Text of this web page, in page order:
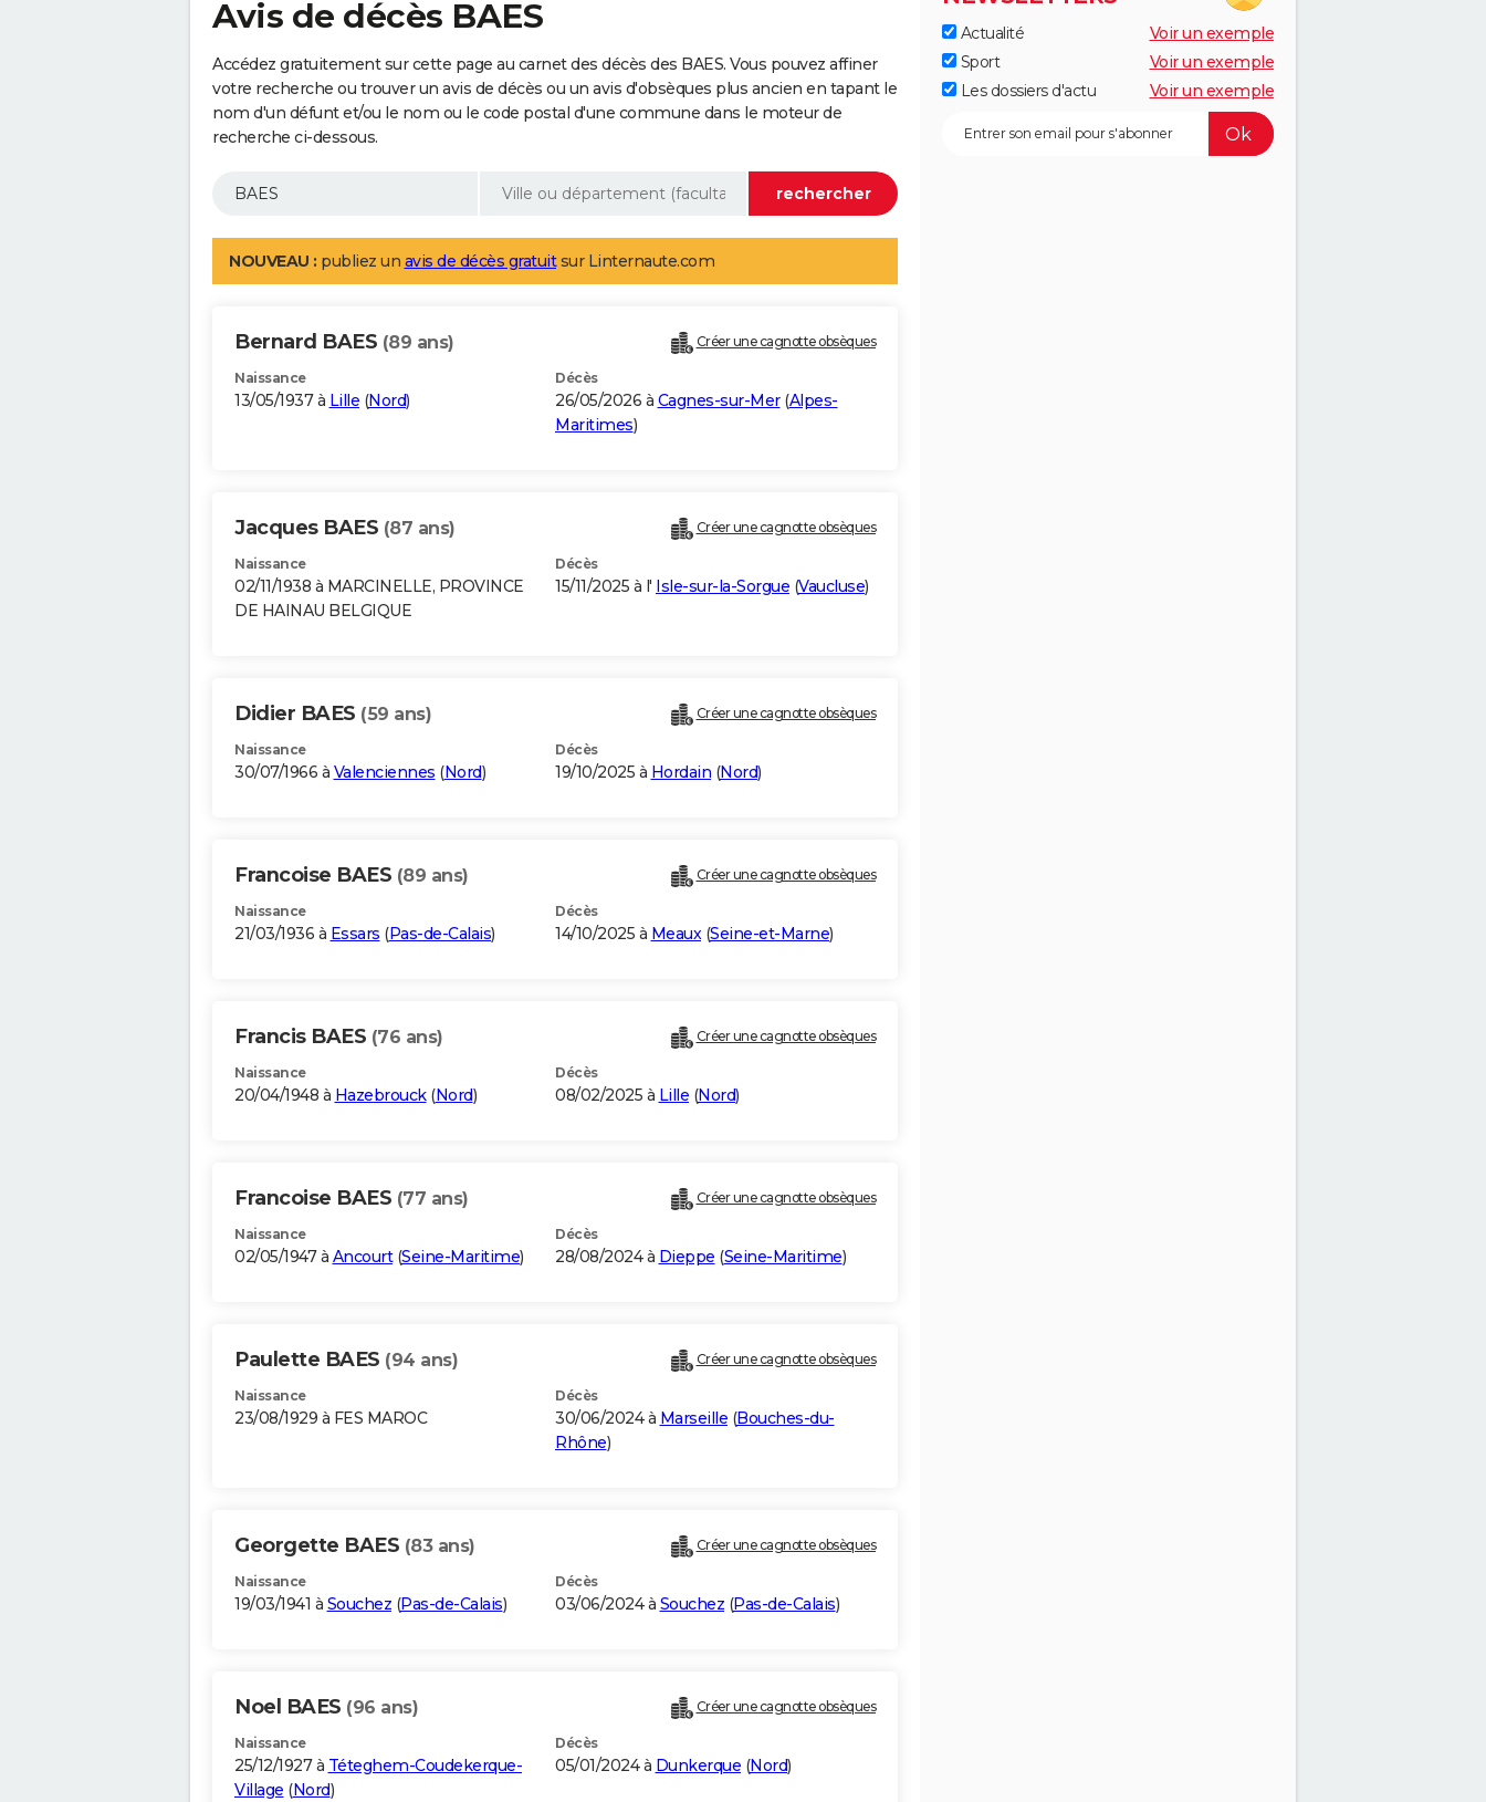
Avis de décès BAES
Accédez gratuitement sur cette page au carnet des décès des BAES. Vous pouvez affiner
votre recherche ou trouver un avis de décès ou un avis d'obsèques plus ancien en tapant le
nom d'un défunt et/ou le nom ou le code postal d'une commune dans le moteur de
recherche ci-dessous.
NOUVEAU : publiez un avis de décès gratuitsur Linternaute.com
Bernard BAES (89 ans) Créer une cagnotte obsèques
Naissance
13/05/1937 à Lille (Nord)
Décès
26/05/2026 à Cagnes-sur-Mer(Alpes-
Maritimes)
Jacques BAES (87 ans) Créer une cagnotte obsèques
Naissance
02/11/1938 à MARCINELLE, PROVINCE
DE HAINAU BELGIQUE
Décès
15/11/2025 à l' Isle-sur-la-Sorgue (Vaucluse)
Didier BAES (59 ans) Créer une cagnotte obsèques
Naissance
30/07/1966 à Valenciennes (Nord)
Décès
19/10/2025 à Hordain (Nord)
Francoise BAES (89 ans) Créer une cagnotte obsèques
Naissance
21/03/1936 à Essars (Pas-de-Calais)
Décès
14/10/2025 à Meaux(Seine-et-Marne)
Francis BAES (76 ans) Créer une cagnotte obsèques
Naissance
20/04/1948 à Hazebrouck(Nord)
Décès
08/02/2025 à Lille (Nord)
Francoise BAES (77 ans) Créer une cagnotte obsèques
Naissance
02/05/1947 à Ancourt(Seine-Maritime)
Décès
28/08/2024 à Dieppe (Seine-Maritime)
Paulette BAES (94 ans) Créer une cagnotte obsèques
Naissance
23/08/1929 à FES MAROC
Décès
30/06/2024 à Marseille (Bouches-du-
Rhône)
Georgette BAES (83 ans) Créer une cagnotte obsèques
Naissance
19/03/1941 à Souchez (Pas-de-Calais)
Décès
03/06/2024 à Souchez (Pas-de-Calais)
Noel BAES (96 ans) Créer une cagnotte obsèques
Naissance
25/12/1927 à Téteghem-Coudekerque-
Village (Nord)
Décès
05/01/2024 à Dunkerque (Nord)
Actualité
Voir un exemple
Sport
Voir un exemple
Les dossiers d'actu
Voir un exemple